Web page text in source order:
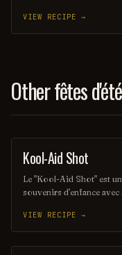
d'élégance. Parfait pour
expérience pétillante et
VIEW RECIPE →
Other fêtes
SHOT
Kool-Aid Shot
Le "Kool-Aid Shot" est
souvenirs d'enfance
Aid, ce shot
entre amis. Sa simplicité
populaire pour ceux qui
VIEW RECIPE →